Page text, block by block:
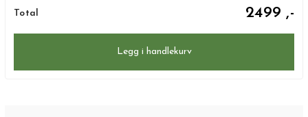
Total 2499 ,-
Legg i handlekurv